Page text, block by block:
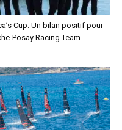
Cup. Un bilan positif pour
Posay Racing Team